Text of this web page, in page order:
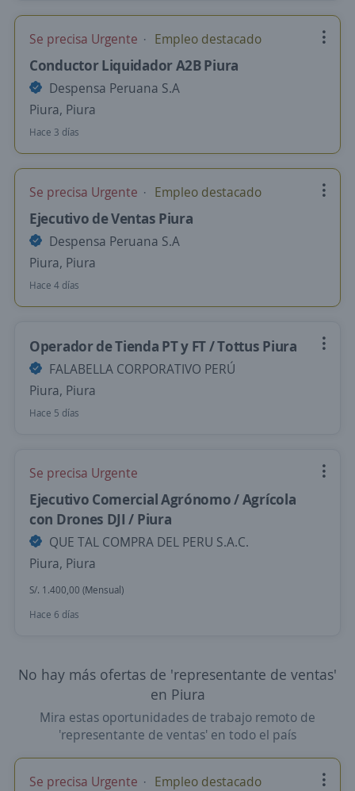
Se precisa Urgente Empleo destacado
Conductor Liquidador A2B Piura
Despensa Peruana S.A
Piura, Piura
Hace 3 días
Se precisa Urgente Empleo destacado
Ejecutivo de Ventas Piura
Despensa Peruana S.A
Piura, Piura
Hace 4 días
Operador de Tienda PT y FT / Tottus Piura
FALABELLA CORPORATIVO PERÚ
Piura, Piura
Hace 5 días
Se precisa Urgente
Ejecutivo Comercial Agrónomo / Agrícola
con Drones DJI / Piura
QUE TAL COMPRA DEL PERU S.A.C.
Piura, Piura
S/. 1.400,00 (Mensual)
Hace 6 días
No hay más ofertas de 'representante de ventas'
en Piura
Mira estas oportunidades de trabajo remoto de
'representante de ventas' en todo el país
Se precisa Urgente Empleo destacado